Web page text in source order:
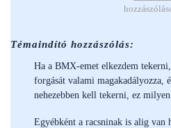
Témaindító hozzászólás:
Ha a BMX-emet elkezdem
forgását valami magakadályozza,
nehezebben kell tekerni, ez
Egyébként a racsninak is alig van